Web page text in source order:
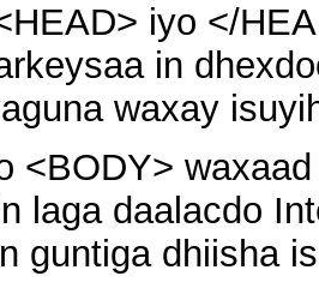
iyo </
in
waxay
<BODY>
laga daalacdo
guntiga dhiisha